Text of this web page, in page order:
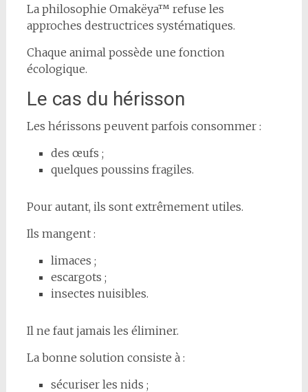
La philosophie Omakëya™ refuse les
approches destructrices systématiques.
Chaque animal possède une fonction
écologique.
Le cas du hérisson
Les hérissons peuvent parfois consommer :
des œufs ;
quelques poussins fragiles.
Pour autant, ils sont extrêmement utiles.
Ils mangent :
limaces ;
escargots ;
insectes nuisibles.
Il ne faut jamais les éliminer.
La bonne solution consiste à :
sécuriser les nids ;